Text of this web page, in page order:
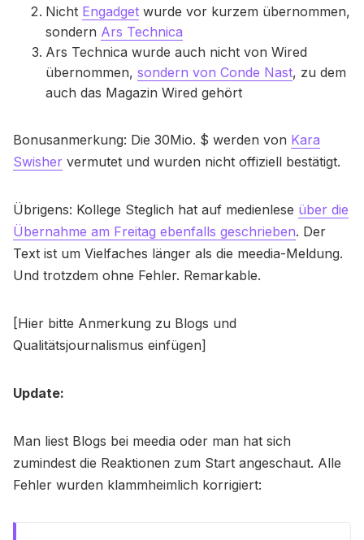
Nicht Engadget wurde vor kurzem übernommen,
sondern Ars Technica
Ars Technica wurde auch nicht von Wired
übernommen, sondern von Conde Nast, zu dem
auch das Magazin Wired gehört
Bonusanmerkung: Die 30Mio. $ werden von Kara
Swisher vermutet und wurden nicht offiziell bestätigt.
Übrigens: Kollege Steglich hat auf medienlese über die
Übernahme am Freitag ebenfalls geschrieben. Der
Text ist um Vielfaches länger als die meedia-Meldung.
Und trotzdem ohne Fehler. Remarkable.
[Hier bitte Anmerkung zu Blogs und
Qualitätsjournalismus einfügen]
Update:
Man liest Blogs bei meedia oder man hat sich
zumindest die Reaktionen zum Start angeschaut. Alle
Fehler wurden klammheimlich korrigiert: